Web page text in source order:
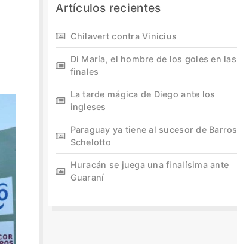
Artículos recientes
Chilavert contra Vinicius
Di María, el hombre de los goles en las
finales
La tarde mágica de Diego ante los
ingleses
Paraguay ya tiene al sucesor de Barros
Schelotto
Huracán se juega una finalísima ante
Guaraní